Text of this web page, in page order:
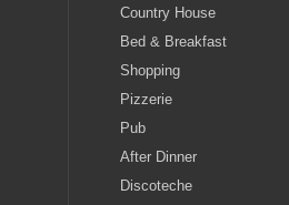
Country House
Bed & Breakfast
Shopping
Pizzerie
Pub
After Dinner
Discoteche